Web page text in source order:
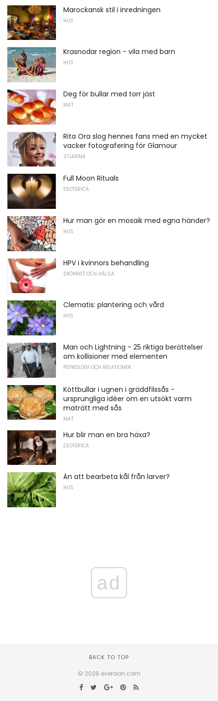
Marockansk stil i inredningen
HUS
Krasnodar region - vila med barn
HUS
Deg för bullar med torr jäst
MAT
Rita Ora slog hennes fans med en mycket
vacker fotografering för Glamour
STJÄRNA
Full Moon Rituals
ESOTERICA
Hur man gör en mosaik med egna händer?
HUS
HPV i kvinnors behandling
SKÖNHET OCH HÄLSA
Clematis: plantering och vård
HUS
Man och Lightning - 25 riktiga berättelser
om kollisioner med elementen
PSYKOLOGI OCH RELATIONER
Köttbullar i ugnen i gräddfilssås -
ursprungliga idéer om en utsökt varm
maträtt med sås
MAT
Hur blir man en bra häxa?
ESOTERICA
Än att bearbeta kål från larver?
HUS
ad
BACK TO TOP
© 2026 everaoh.com